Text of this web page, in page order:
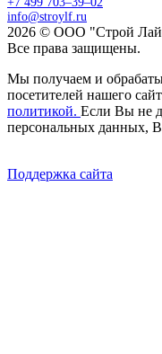
info@stroylf.ru
2026 © ООО "Строй
Все права защищены.
Мы получаем и
посетителей нашего
политикой. Если Вы не
персональных данных,
Поддержка сайта